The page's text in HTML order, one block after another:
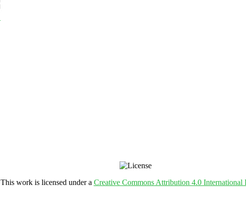
This work is licensed under a Creative Commons Attribution 4.0 International